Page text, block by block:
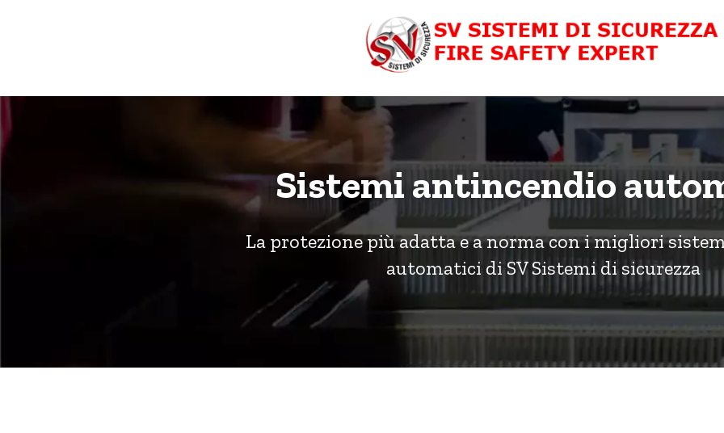
Sistemi antincendio
La protezione più adatta e a norma con i migliori
automatici di SV Sistemi di sicurezza